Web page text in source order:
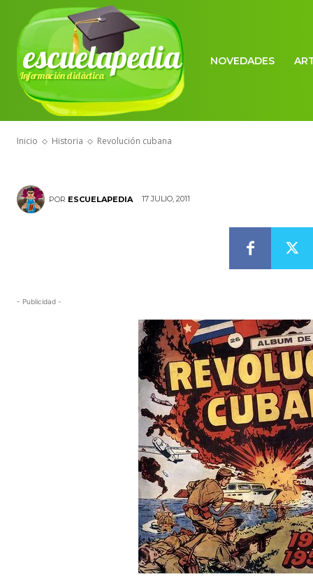
escuelapedia
Información didáctica
NOVEDADES
Inicio Historia Revolución cubana
HISTORIA
Revolución
POR ESCUELAPEDIA 17 JULIO, 2011
- Publicidad -